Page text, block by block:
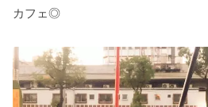
カフェ◎